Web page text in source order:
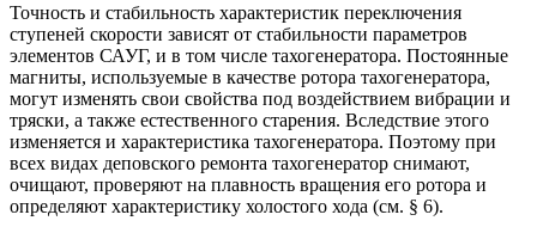
Точность и стабильность характеристик переключения
ступеней скорости зависят от стабильности параметров
элементов САУГ, и в том числе тахогенератора. Постоянные
магниты, используемые в качестве ротора тахогенератора,
могут изменять свои свойства под воздействием вибрации и
тряски, а также естественного старения. Вследствие этого
изменяется и характеристика тахогенератора. Поэтому при
всех видах деповского ремонта тахогенератор снимают,
очищают, проверяют на плавность вращения его ротора и
определяют характеристику холостого хода (см. § 6).